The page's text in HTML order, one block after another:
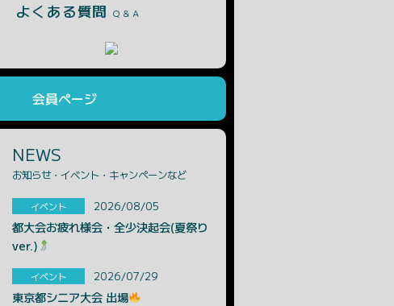
よくある質問 Ｑ＆Ａ
会員ページ
NEWS
お知らせ・イベント・キャンペーンなど
イベント 2026/08/05
都大会お疲れ様会・全少決起会(夏祭り
ver.)
イベント 2026/07/29
東京都シニア大会 出場